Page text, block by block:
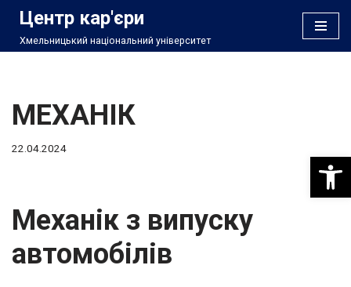
Перейти
Центр кар'єри
Хмельницький національний університет
МЕХАНІК
22.04.2024
Механік з випуску
автомобілів